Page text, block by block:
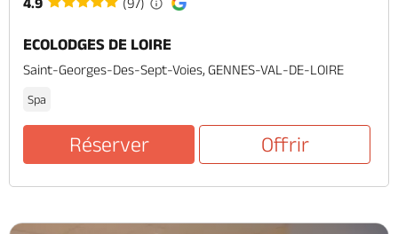
ECOLODGES DE LOIRE
Saint-Georges-Des-Sept-Voies, GENNES-VAL-DE-LOIRE
Spa
Réserver Offrir